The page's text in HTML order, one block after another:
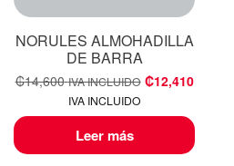
NORULES ALMOHADILLA
DE BARRA
₡14,600 IVA INCLUIDO ₡12,410
IVA INCLUIDO
Leer más